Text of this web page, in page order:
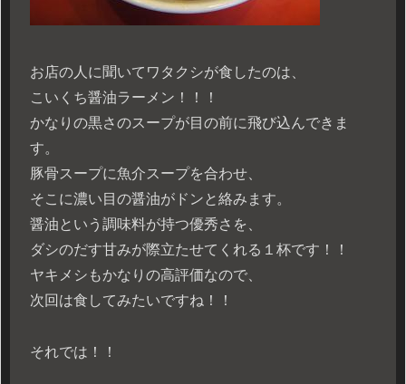
お店の人に聞いてワタクシが食したのは、
こいくち醤油ラーメン！！！
かなりの黒さのスープが目の前に飛び込んできま
す。
豚骨スープに魚介スープを合わせ、
そこに濃い目の醤油がドンと絡みます。
醤油という調味料が持つ優秀さを、
ダシのだす甘みが際立たせてくれる１杯です！！
ヤキメシもかなりの高評価なので、
次回は食してみたいですね！！
それでは！！